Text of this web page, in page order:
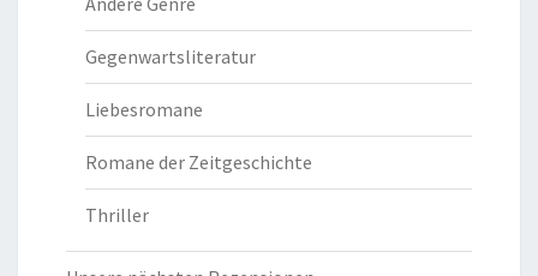
Gegenwartsliteratur
Liebesromane
Romane der Zeitgeschichte
Thriller